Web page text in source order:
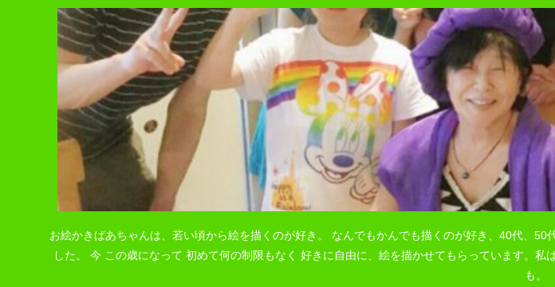
お絵かきばあちゃんは、若い頃から絵を描くのが好き。 なんでもかんでも描くのが好き、40代、
した。 今 この歳になって 初めて何の制限もなく 好きに自由に、絵を描かせてもらっています。
も。